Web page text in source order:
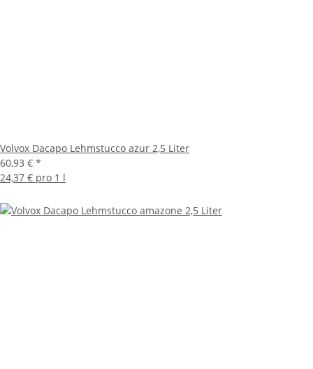
Volvox Dacapo Lehmstucco azur 2,5 Liter
60,93 € *
24,37 € pro 1 l